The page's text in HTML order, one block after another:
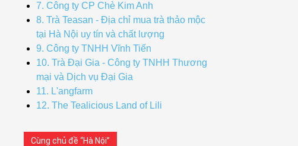
7. Công ty CP Chè Kim Anh
8. Trà Teasan - Địa chỉ mua trà thảo mộc
tại Hà Nội uy tín và chất lượng
9. Công ty TNHH Vĩnh Tiến
10. Trà Đại Gia - Công ty TNHH Thương
mại và Dịch vụ Đại Gia
11. L'angfarm
12. The Tealicious Land of Lili
Cùng chủ đề “Hà Nội”